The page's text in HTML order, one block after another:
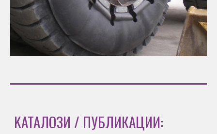
KАТАЛОЗИ / ПУБЛИКАЦИИ: